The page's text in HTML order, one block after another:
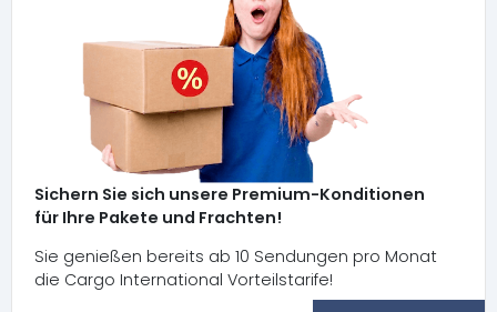
Sichern Sie sich unsere Premium-Konditionen
für Ihre Pakete und Frachten!
Sie genießen bereits ab 10 Sendungen pro Monat
die Cargo International Vorteilstarife!